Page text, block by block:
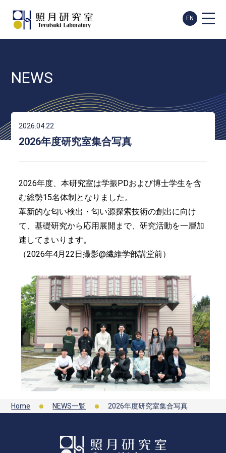
EN
NEWS
2026.04.22
2026年度研究室集合写真
2026年度、本研究室は学振PDおよび博士学生を含
む総勢15名体制となりました。
革新的な匂い検出・匂い源探索技術の創出に向け
て、基礎研究から応用展開まで、研究活動を一層加
速してまいります。
（2026年4月22日撮影@繊維学部講堂前）
Home NEWS一覧 2026年度研究室集合写真